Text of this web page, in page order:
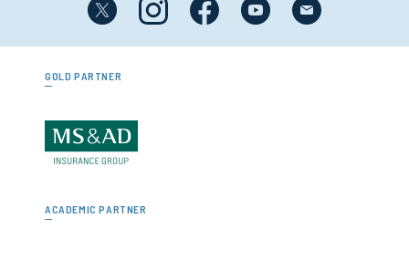
GOLD PARTNER
ACADEMIC PARTNER